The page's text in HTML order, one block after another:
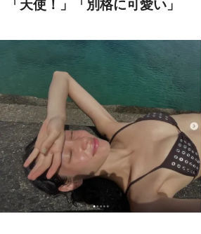
「天使！」「別格に可愛い」